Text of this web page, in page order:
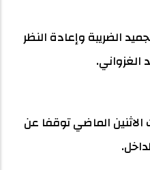
الضريبة وإعادة النظر
الماضي توقفا عن